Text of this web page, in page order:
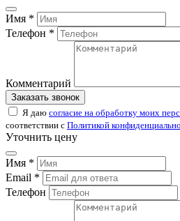
Имя *
Телефон *
Комментарий
Заказать звонок
Я даю согласие на обработку моих
соответствии с Политикой
Уточнить цену
Имя *
Email *
Телефон